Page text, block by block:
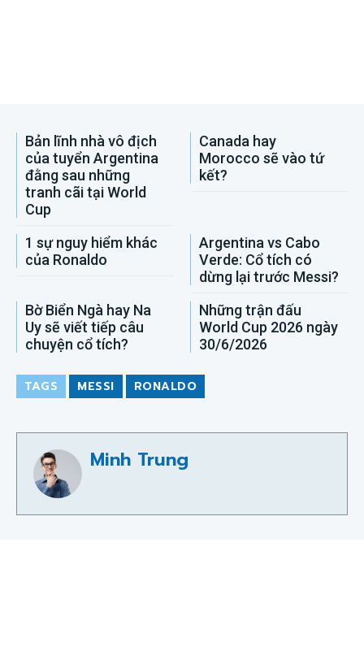
Bản lĩnh nhà vô địch
của tuyển Argentina
đằng sau những
tranh cãi tại World
Cup
Canada hay
Morocco sẽ vào tứ
kết?
1 sự nguy hiểm khác
của Ronaldo
Argentina vs Cabo
Verde: Cổ tích có
dừng lại trước Messi?
Bờ Biển Ngà hay Na
Uy sẽ viết tiếp câu
chuyện cổ tích?
Những trận đấu
World Cup 2026 ngày
30/6/2026
TAGS MESSI RONALDO
Minh Trung